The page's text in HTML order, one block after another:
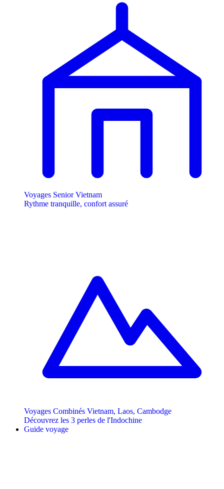
Voyages Senior Vietnam
Rythme tranquille, confort assuré
Voyages Combinés Vietnam, Laos, Cambodge
Découvrez les 3 perles de l'Indochine
Guide voyage